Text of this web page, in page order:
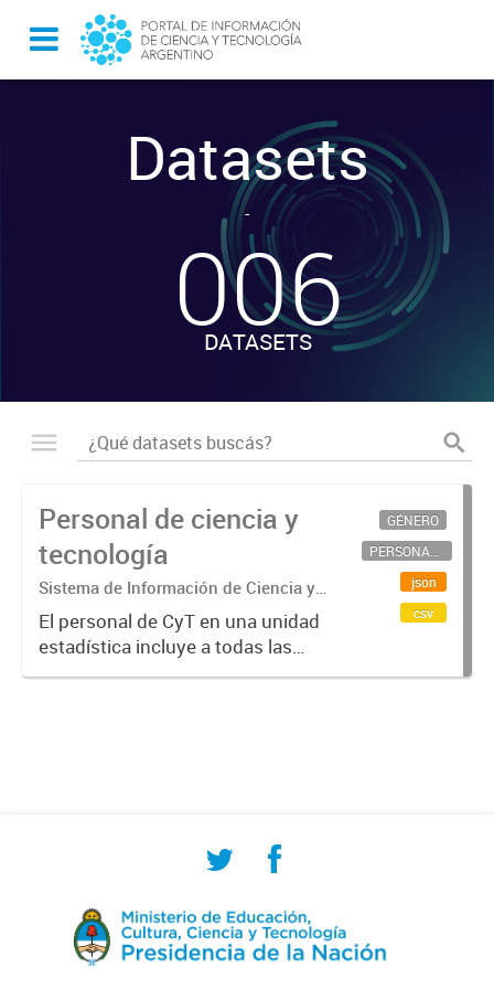
Datasets
-
006
DATASETS
Personal de ciencia y
tecnología
Sistema de Información de Ciencia y
Tecnología Argentino (SICYTAR)
El personal de CyT en una unidad
estadística incluye a todas las
personas involucradas
GÉNERO
PERSONAL CIENTÍFICO-TECNOLÓGICO
json
csv